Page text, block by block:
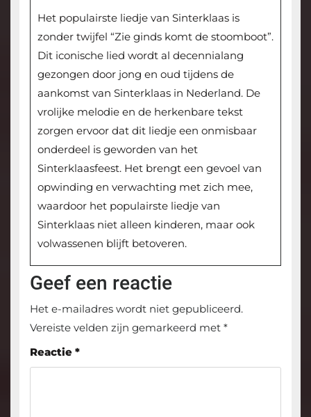
Het populairste liedje van Sinterklaas is
zonder twijfel “Zie ginds komt de stoomboot”.
Dit iconische lied wordt al decennialang
gezongen door jong en oud tijdens de
aankomst van Sinterklaas in Nederland. De
vrolijke melodie en de herkenbare tekst
zorgen ervoor dat dit liedje een onmisbaar
onderdeel is geworden van het
Sinterklaasfeest. Het brengt een gevoel van
opwinding en verwachting met zich mee,
waardoor het populairste liedje van
Sinterklaas niet alleen kinderen, maar ook
volwassenen blijft betoveren.
Geef een reactie
Het e-mailadres wordt niet gepubliceerd.
Vereiste velden zijn gemarkeerd met *
Reactie *